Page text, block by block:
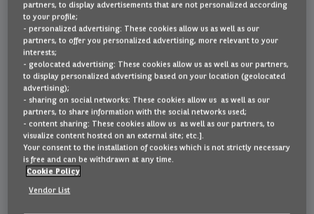
Leasen of kopen
FAQ
Contact
Waarom kiezen voor Arval Private
Lease?
Een betrouwbare
leasingpartner
Wij zijn een toonaangevende
multinational in de leasingsector,
met meer dan 90.000 wagens in
partners, to display advertisements that are not personalized according
to your profile;
- personalized advertising: These cookies allow us as well as our
partners, to offer you personalized advertising, more relevant to your
interests;
- geolocated advertising: These cookies allow us as well as our partners,
to display personalized advertising based on your location (geolocated
advertising);
- sharing on social networks: These cookies allow us as well as our
partners, to share information with the social networks used;
- content sharing: These cookies allow us as well as our partners, to
visualize content hosted on an external site; etc.].
Your consent to the installation of cookies which is not strictly necessary
is free and can be withdrawn at any time.
Cookie Policy
Vendor List